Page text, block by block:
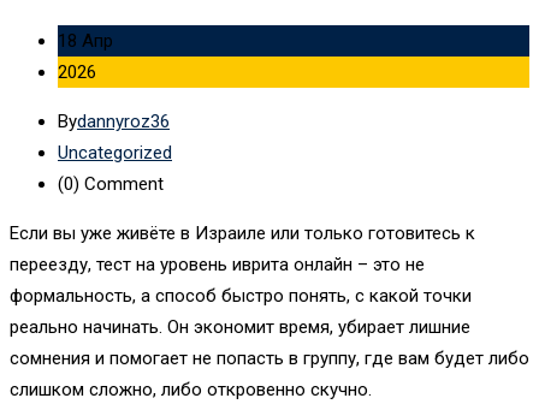
18 Апр
2026
Bydannyroz36
Uncategorized
(0) Comment
Если вы уже живёте в Израиле или только готовитесь к
переезду, тест на уровень иврита онлайн – это не
формальность, а способ быстро понять, с какой точки
реально начинать. Он экономит время, убирает лишние
сомнения и помогает не попасть в группу, где вам будет либо
слишком сложно, либо откровенно скучно.